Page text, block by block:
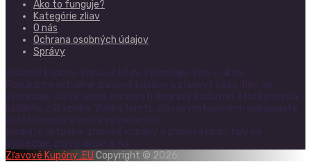
Ako to funguje?
Kategórie zliav
O nás
Ochrana osobných údajov
Správy
Zľavové kupóny, zľavové kódy, výpredaje, zľavy, akcie
Ponúkame aktuálne zľavové kupóny a zľavové kódy, tipy na
výpredaje, zľavy, akcie, možnosti dopravy zadarmo, ktoré potešia
každého zákazníka. Vďaka týmto zľavovým kupónom nakupujete
ešte lacnejšie a oveľa výhodnejšie!
Sledujte aktuálne zľavové kupóny a zľavové kódy, tipy na
výpredaje, zľavy, akcie aj na
Zľavové Kupóny .EU Copyright © 2026.